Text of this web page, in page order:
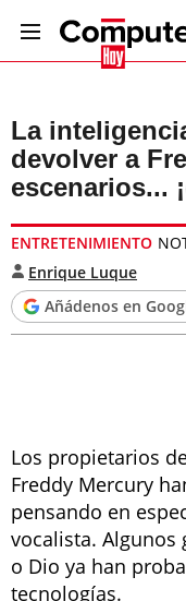
La
devolver a
escenarios...
ENTRETENIMIENTO
Enrique Luque
Añádenos en
Los propietarios
Freddy Mercury
pensando en
vocalista. Algunos
o Dio ya han
tecnologías.